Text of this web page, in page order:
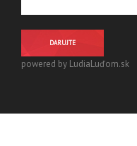
DARUJTE
powered by LudiaLuďom.sk